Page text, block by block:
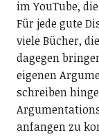
im YouTube,
Für jede gute
viele Bücher,
dagegen
eigenen
schreiben
anfangen zu